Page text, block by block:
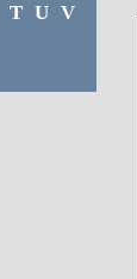
T U V